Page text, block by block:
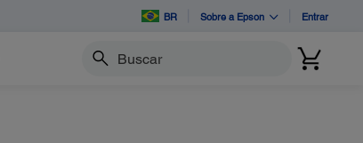
BR Sobre a Epson Entrar
Buscar